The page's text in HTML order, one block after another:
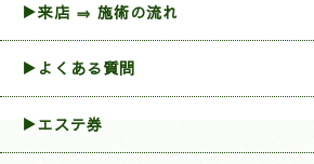
▶来店 ⇒ 施術の流れ
▶よくある質問
▶エステ券